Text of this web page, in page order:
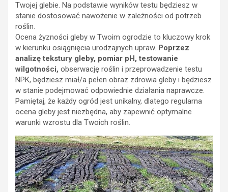
Twojej glebie. Na podstawie wyników testu będziesz w
stanie dostosować nawożenie w zależności od potrzeb
roślin.
Ocena żyzności gleby w Twoim ogrodzie to kluczowy krok
w kierunku osiągnięcia urodzajnych upraw. Poprzez
analizę tekstury gleby, pomiar pH, testowanie
wilgotności, obserwację roślin i przeprowadzenie testu
NPK, będziesz miał/a pełen obraz zdrowia gleby i będziesz
w stanie podejmować odpowiednie działania naprawcze.
Pamiętaj, że każdy ogród jest unikalny, dlatego regularna
ocena gleby jest niezbędna, aby zapewnić optymalne
warunki wzrostu dla Twoich roślin.